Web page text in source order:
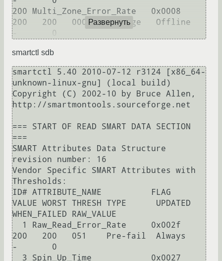
200 Multi_Zone_Error_Rate   0x0008
200   200   000    Old_age   Offline
-       0
Развернуть
smartctl sdb
smartctl 5.40 2010-07-12 r3124 [x86_64-
unknown-linux-gnu] (local build)
Copyright (C) 2002-10 by Bruce Allen,
http://smartmontools.sourceforge.net
=== START OF READ SMART DATA SECTION
===
SMART Attributes Data Structure
revision number: 16
Vendor Specific SMART Attributes with
Thresholds:
ID# ATTRIBUTE_NAME          FLAG
VALUE WORST THRESH TYPE      UPDATED
WHEN_FAILED RAW_VALUE
200   200   051    Pre-fail  Always
-       0